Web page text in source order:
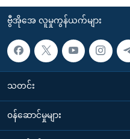
ဗွီအိုအေ လူမှုကွန်ယက်များ
သတင်း
၀န်ဆောင်မှုများ